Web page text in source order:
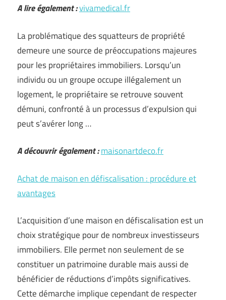
A lire également :vivamedical.fr
La problématique des squatteurs de propriété
demeure une source de préoccupations majeures
pour les propriétaires immobiliers. Lorsqu’un
individu ou un groupe occupe illégalement un
logement, le propriétaire se retrouve souvent
démuni, confronté à un processus d’expulsion qui
peut s’avérer long …
A découvrir également :maisonartdeco.fr
Achat de maison en défiscalisation : procédure et
avantages
L’acquisition d’une maison en défiscalisation est un
choix stratégique pour de nombreux investisseurs
immobiliers. Elle permet non seulement de se
constituer un patrimoine durable mais aussi de
bénéficier de réductions d’impôts significatives.
Cette démarche implique cependant de respecter